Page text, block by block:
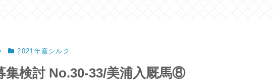
2021年産シルク
集検討 No.30-33/美浦入厩馬⑧